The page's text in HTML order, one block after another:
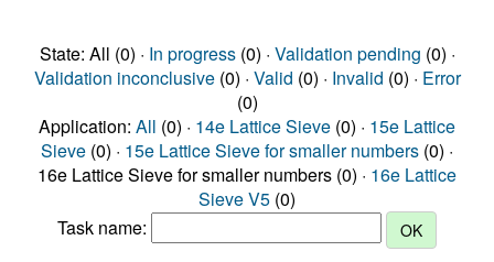
State: All (0) · In progress(0) · Validation pending (0) ·
Validation inconclusive(0) · Valid (0) · Invalid (0) · Error
(0)
Application: All (0) · 14e Lattice Sieve (0) · 15e Lattice
Sieve (0) · 15e Lattice Sieve for smaller numbers (0) ·
16e Lattice Sieve for smaller numbers (0) · 16e Lattice
Sieve V5 (0)
Task name: